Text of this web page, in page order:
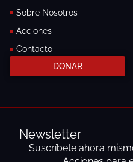
Sobre Nosotros
Acciones
Contacto
DONAR
Newsletter
Suscríbete ahora